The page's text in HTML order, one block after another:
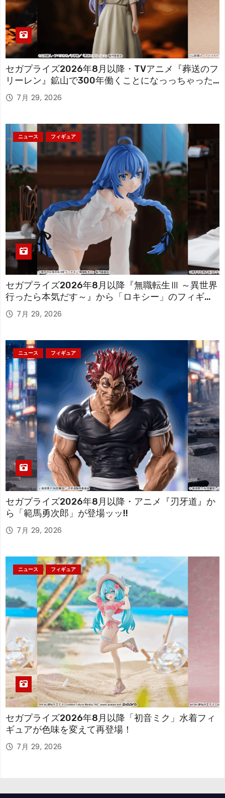
セガプライズ2026年8月以降・TVアニメ『葬送のフ
リーレン』鉱山で300年働くことになっっちゃった
「フリーレン」を立体化！
7月 29, 2026
ニュース フィギュア
セガプライズ2026年8月以降『無職転生Ⅲ ～異世界
行ったら本気だす～』から「ロキシー」のフィギュ
アが登場！
7月 29, 2026
ニュース フィギュア
セガプライズ2026年8月以降・アニメ『刃牙道』か
ら「範馬勇次郎」が登場ッッ!!
7月 29, 2026
ニュース フィギュア
セガプライズ2026年8月以降「初音ミク」水着フィ
ギュアが色味を変えて再登場！
7月 29, 2026